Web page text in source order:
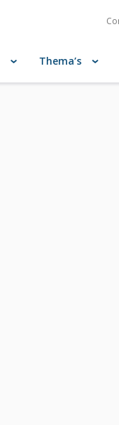
Thema’s